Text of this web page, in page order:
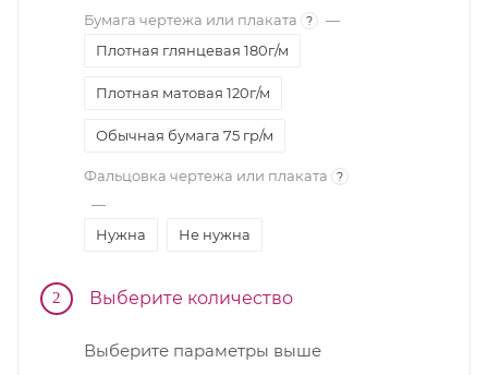
Бумага чертежа или плаката ?
—
Плотная глянцевая 180г/м
Плотная матовая 120г/м
Обычная бумага 75 гр/м
Фальцовка чертежа или плаката ?
—
Нужна
Не нужна
2 Выберите количество
Выберите параметры выше